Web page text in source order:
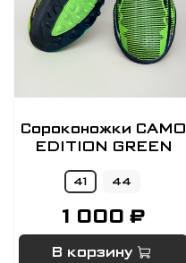
Сороконожки CAMO
EDITION GREEN
41 44
1 000 ₽
В корзину